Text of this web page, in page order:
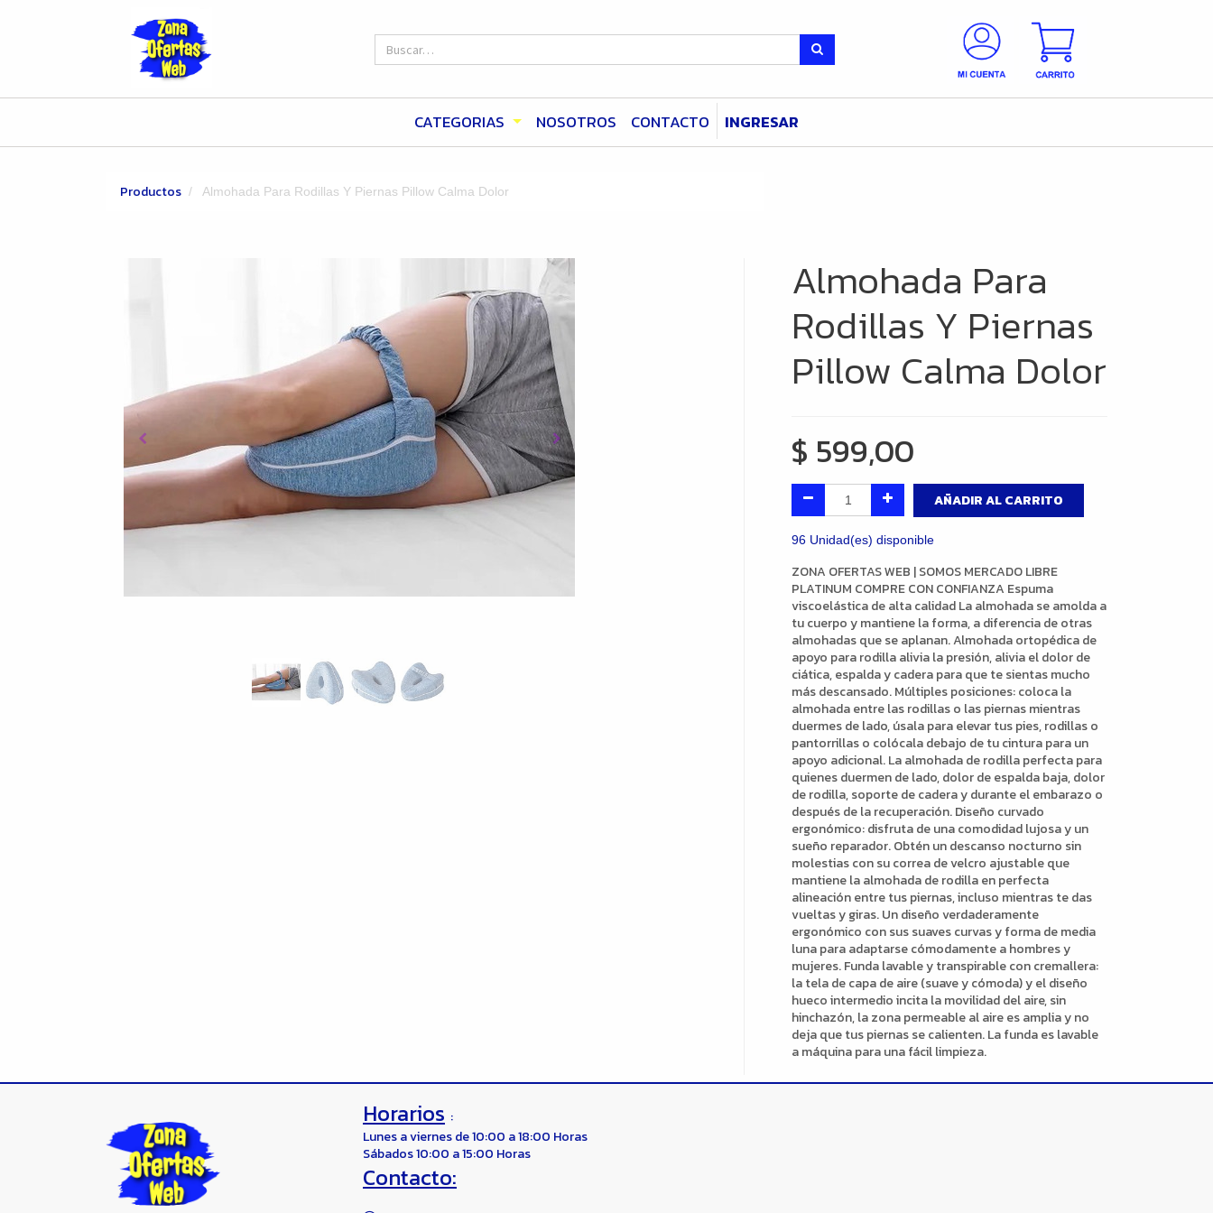
CATEGORIAS NOSOTROS CONTACTO INGRESAR
Productos Almohada Para Rodillas Y Piernas Pillow Calma Dolor
Almohada Para
Rodillas Y Piernas
Pillow Calma Dolor
$ 599,00
AÑADIR AL CARRITO
96 Unidad(es) disponible
ZONA OFERTAS WEB | SOMOS MERCADO LIBRE
PLATINUM COMPRE CON CONFIANZA Espuma
viscoelástica de alta calidad La almohada se amolda a
tu cuerpo y mantiene la forma, a diferencia de otras
almohadas que se aplanan. Almohada ortopédica de
apoyo para rodilla alivia la presión, alivia el dolor de
ciática, espalda y cadera para que te sientas mucho
más descansado. Múltiples posiciones: coloca la
almohada entre las rodillas o las piernas mientras
duermes de lado, úsala para elevar tus pies, rodillas o
pantorrillas o colócala debajo de tu cintura para un
apoyo adicional. La almohada de rodilla perfecta para
quienes duermen de lado, dolor de espalda baja, dolor
de rodilla, soporte de cadera y durante el embarazo o
después de la recuperación. Diseño curvado
ergonómico: disfruta de una comodidad lujosa y un
sueño reparador. Obtén un descanso nocturno sin
molestias con su correa de velcro ajustable que
mantiene la almohada de rodilla en perfecta
alineación entre tus piernas, incluso mientras te das
vueltas y giras. Un diseño verdaderamente
ergonómico con sus suaves curvas y forma de media
luna para adaptarse cómodamente a hombres y
mujeres. Funda lavable y transpirable con cremallera:
la tela de capa de aire (suave y cómoda) y el diseño
hueco intermedio incita la movilidad del aire, sin
hinchazón, la zona permeable al aire es amplia y no
deja que tus piernas se calienten. La funda es lavable
a máquina para una fácil limpieza.
Horarios :
Lunes a viernes de 10:00 a 18:00 Horas
Sábados 10:00 a 15:00 Horas
Contacto: